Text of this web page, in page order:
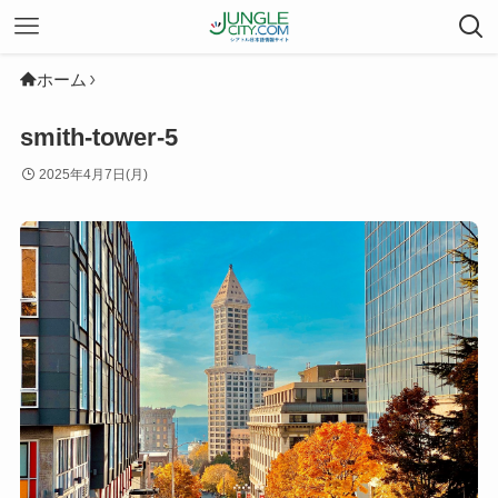
ホーム
smith-tower-5
2025年4月7日(月)